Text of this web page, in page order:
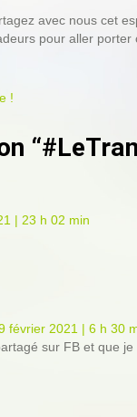
avec nous cet
pour aller
!
| 23 h 02 min
février 2021 | 6 h 30
sur FB et que